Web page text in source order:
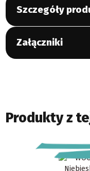
Szczegóły
Załączniki
Produkty z